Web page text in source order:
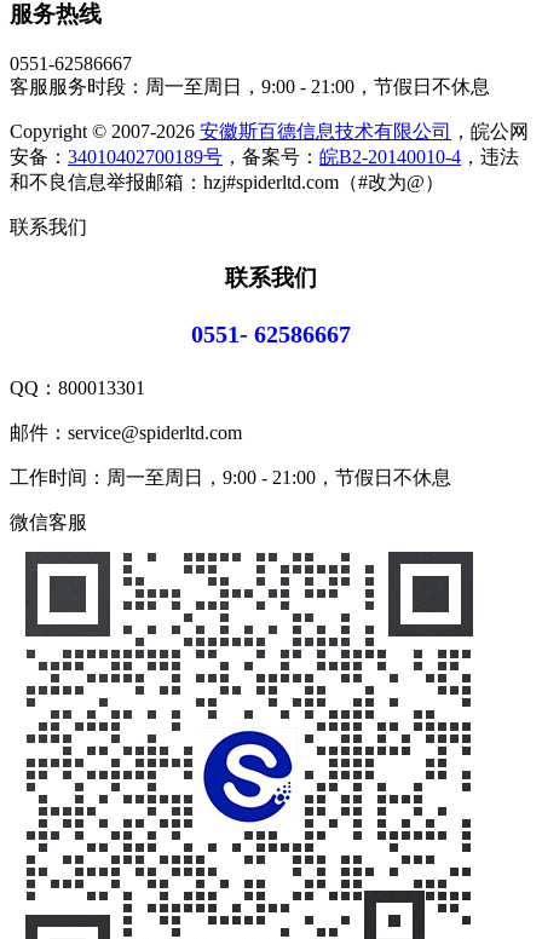
服务热线
0551-62586667
客服服务时段：周一至周日，9:00 - 21:00，节假日不休息
Copyright © 2007-2026 安徽斯百德信息技术有限公司
，皖公网
安备： 34010402700189号 ，备案号： 皖B2-20140010-4 ，违法
和不良信息举报邮箱：hzj#spiderltd.com（#改为@）
联系我们
联系我们
0551- 62586667
QQ： 800013301
邮件：service@spiderltd.com
工作时间：周一至周日，9:00 - 21:00，节假日不休息
微信客服